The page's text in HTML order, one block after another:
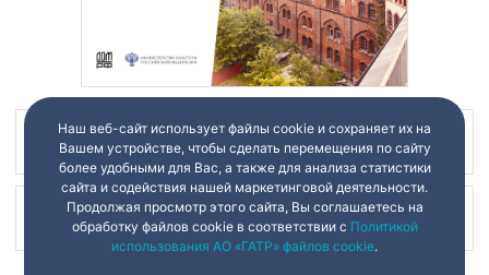
Наш канал в
Наш канал в
Наш веб-сайт использует файлы cookie и сохраняет их на
Вашем устройстве, чтобы сделать перемещения по сайту
более удобными для Вас, а также для анализа статистики
сайта и содействия нашей маркетинговой деятельности.
Продолжая просмотр этого сайта, Вы соглашаетесь на
обработку файлов cookie в соответствии с Политикой
использования АО «ГАТР» файлов cookie.